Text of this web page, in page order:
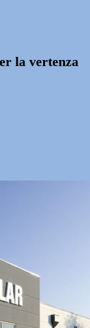
la vertenza